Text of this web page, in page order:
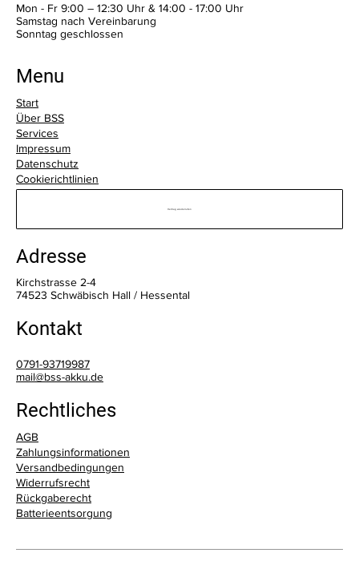
Menu
Start
Über BSS
Services
Impressum
Datenschutz
Cookierichtlinien
Vertrag wiederrufen
Rechtliches
AGB
Zahlungsinformationen
Versandbedingungen
Widerrufsrecht
Rückgaberecht
Batterieentsorgung
Kontakt
0791-93719987
mail@bss-akku.de
Adresse
Kirchstrasse 2-4
74523 Schwäbisch Hall / Hessental
Mon - Fr 9:00 – 12:30 Uhr & 14:00 - 17:00 Uhr
Samstag nach Vereinbarung
​Sonntag geschlossen